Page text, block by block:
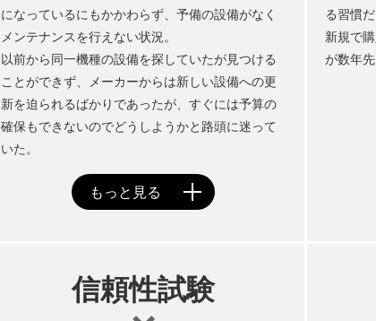
になっているにもかかわらず、予備の設備がなく
メンテナンスを行えない状況。
以前から同一機種の設備を探していたが見つける
ことができず、メーカーからは新しい設備への更
新を迫られるばかりであったが、すぐには予算の
確保もできないのでどうしようかと路頭に迷って
いた。
る習慣
新規で
が数年先
信頼性試験